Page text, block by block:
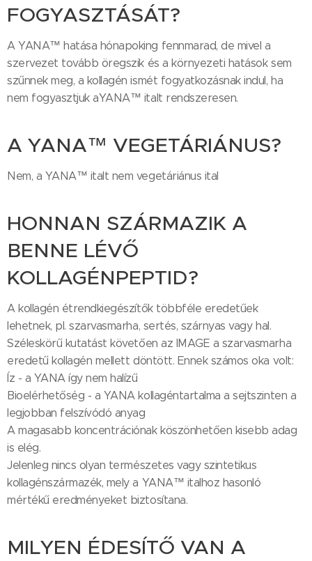
FOGYASZTÁSÁT?
A YANA™ hatása hónapoking fennmarad, de mivel a
szervezet tovább öregszik és a környezeti hatások sem
szűnnek meg, a kollagén ismét fogyatkozásnak indul, ha
nem fogyasztjuk aYANA™ italt rendszeresen.
A YANA™ VEGETÁRIÁNUS?
Nem, a YANA™ italt nem vegetáriánus ital
HONNAN SZÁRMAZIK A
BENNE LÉVŐ
KOLLAGÉNPEPTID?
A kollagén étrendkiegészítők többféle eredetűek
lehetnek, pl. szarvasmarha, sertés, szárnyas vagy hal.
Széleskörű kutatást követően az IMAGE a szarvasmarha
eredetű kollagén mellett döntött. Ennek számos oka volt:
Íz - a YANA így nem halízű
Bioelérhetőség - a YANA kollagéntartalma a sejtszinten a
legjobban felszívódó anyag
A magasabb koncentrációnak köszönhetően kisebb adag
is elég.
Jelenleg nincs olyan természetes vagy szintetikus
kollagénszármazék, mely a YANA™ italhoz hasonló
mértékű eredményeket biztosítana.
MILYEN ÉDESÍTŐ VAN A